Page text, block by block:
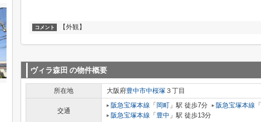
コメント 【外観】
ヴィラ森田 の物件概要
所在地 大阪府豊中市中桜塚 ３丁目
交通
阪急宝塚本線 「 岡町 」駅 徒歩7分 阪急宝塚本線 「
阪急宝塚本線 「 豊中 」駅 徒歩13分